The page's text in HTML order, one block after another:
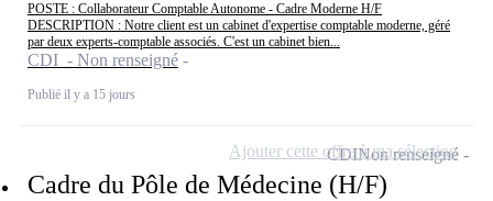
POSTE : Collaborateur Comptable Autonome - Cadre Moderne H/F
DESCRIPTION : Notre client est un cabinet d'expertise comptable moderne, géré
par deux experts-comptable associés. C'est un cabinet bien...
CDI - Non renseigné
Publié il y a 15 jours
Cadre du Pôle de Médecine (H/F)
CDINon renseigné
Ajouter cette offre à ma sélection